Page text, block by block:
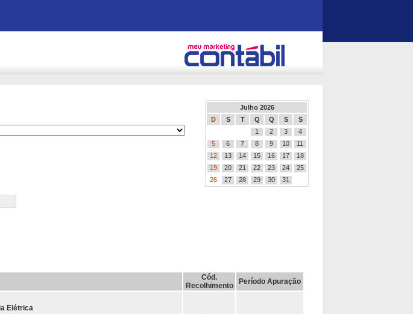
Julho 2026
D
S T Q Q S
S
1
2 3
4
5
6 7 8 9 10
11
12
13 14 15 16 17
18
19
20 21 22 23 24
25
26
27 28 29 30 31
Cód.
Recolhimento
Período Apuração
Elétrica